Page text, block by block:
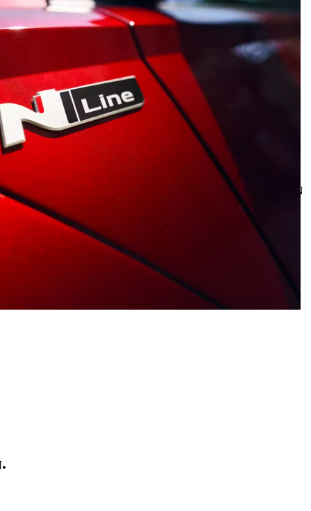
Дослідіть інтер'єр N Line.
Здійсніть віртуальну подорож ексклюзивним інтер'єром N
Line. Він вирізняється спортивними металевими педалями,
кермом та важелем перемикання передач N Line, а також
червоними акцентами по всьому салону. Спортивні сидіння N
Line оздоблені червоною контрастною прострочкою, яку
також можна побачити на обшивці керма та підлокітнику.
Pannellum2.5.6